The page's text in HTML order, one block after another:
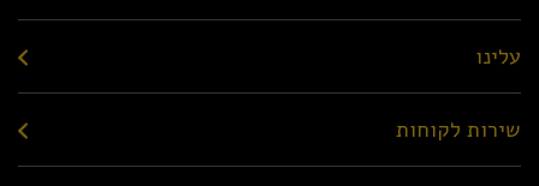
עלינו
שירות לקוחות